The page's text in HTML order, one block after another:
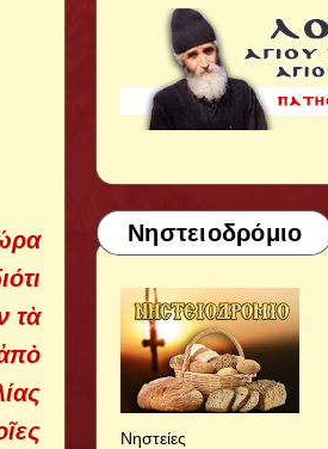
τὰ
Νηστειοδρόμιο
Νηστείες